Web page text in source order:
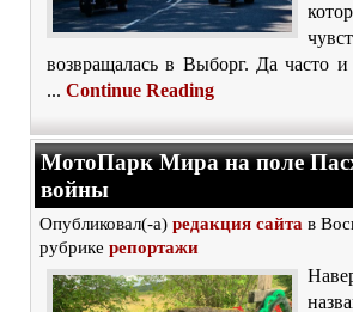
возвращалась в Выборг. Да часто
... Continue Reading
МотоПарк Мира на поле
войны
Опубликовал(-а) редакция сайта в
рубрике репортажи